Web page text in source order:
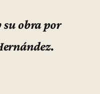
su obra por